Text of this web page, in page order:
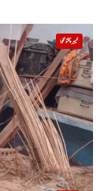
خیبر پختونخوا